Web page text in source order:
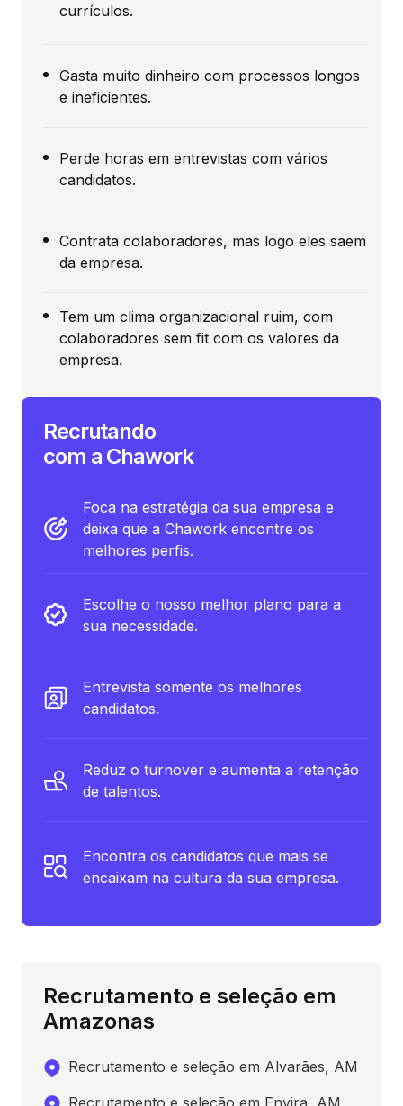
currículos.
Gasta muito dinheiro com processos longos
e ineficientes.
Perde horas em entrevistas com vários
candidatos.
Contrata colaboradores, mas logo eles saem
da empresa.
Tem um clima organizacional ruim, com
colaboradores sem fit com os valores da
empresa.
Recrutando
com a Chawork
Foca na estratégia da sua empresa e
deixa que a Chawork encontre os
melhores perfis.
Escolhe o nosso melhor plano para a
sua necessidade.
Entrevista somente os melhores
candidatos.
Reduz o turnover e aumenta a retenção
de talentos.
Encontra os candidatos que mais se
encaixam na cultura da sua empresa.
Recrutamento e seleção em
Amazonas
Recrutamento e seleção em Alvarães, AM